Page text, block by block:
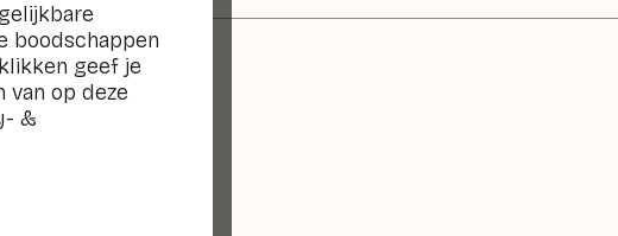
boodschappen
geef je
op deze
&